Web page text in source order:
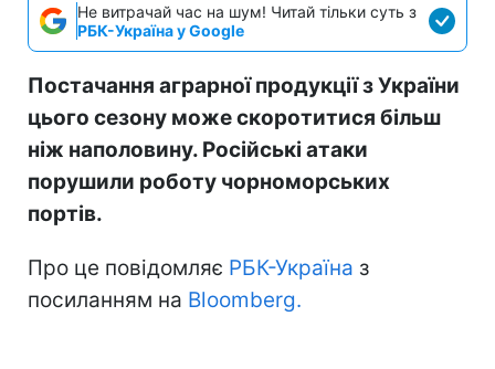
Не витрачай час на шум! Читай тільки суть з
РБК-Україна у Google
Постачання аграрної продукції з України
цього сезону може скоротитися більш
ніж наполовину. Російські атаки
порушили роботу чорноморських
портів.
Про це повідомляє РБК-Україна з
посиланням на Bloomberg.